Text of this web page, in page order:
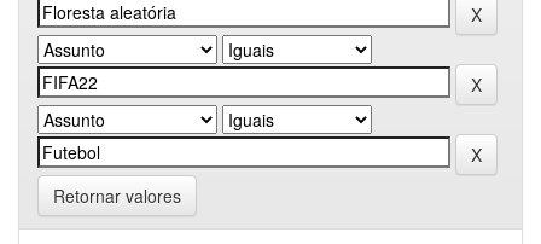
Retornar valores